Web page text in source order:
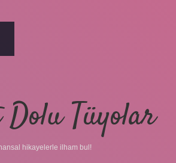
Tüyolar
hikayelerle ilham bul!